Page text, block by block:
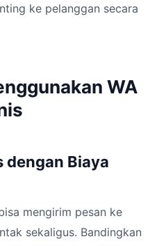
ke pelanggan secara
WA
dengan Biaya
mengirim pesan ke
sekaligus. Bandingkan